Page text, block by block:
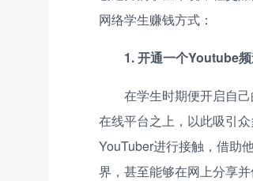
网络学生赚钱方式：
1. 开通一个Youtube
在学生时期便开启自
在线平台之上，以此吸引
YouTuber进行接触，借助
界，甚至能够在网上分享